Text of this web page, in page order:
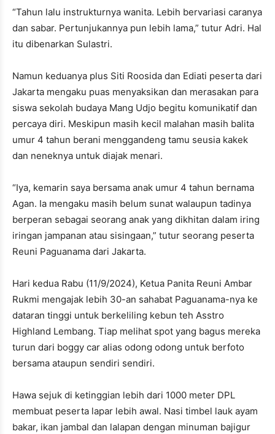
“Tahun lalu instrukturnya wanita. Lebih bervariasi caranya
dan sabar. Pertunjukannya pun lebih lama,” tutur Adri. Hal
itu dibenarkan Sulastri.
Namun keduanya plus Siti Roosida dan Ediati peserta dari
Jakarta mengaku puas menyaksikan dan merasakan para
siswa sekolah budaya Mang Udjo begitu komunikatif dan
percaya diri. Meskipun masih kecil malahan masih balita
umur 4 tahun berani menggandeng tamu seusia kakek
dan neneknya untuk diajak menari.
“Iya, kemarin saya bersama anak umur 4 tahun bernama
Agan. Ia mengaku masih belum sunat walaupun tadinya
berperan sebagai seorang anak yang dikhitan dalam iring
iringan jampanan atau sisingaan,” tutur seorang peserta
Reuni Paguanama dari Jakarta.
Hari kedua Rabu (11/9/2024), Ketua Panita Reuni Ambar
Rukmi mengajak lebih 30-an sahabat Paguanama-nya ke
dataran tinggi untuk berkeliling kebun teh Asstro
Highland Lembang. Tiap melihat spot yang bagus mereka
turun dari boggy car alias odong odong untuk berfoto
bersama ataupun sendiri sendiri.
Hawa sejuk di ketinggian lebih dari 1000 meter DPL
membuat peserta lapar lebih awal. Nasi timbel lauk ayam
bakar, ikan jambal dan lalapan dengan minuman bajigur